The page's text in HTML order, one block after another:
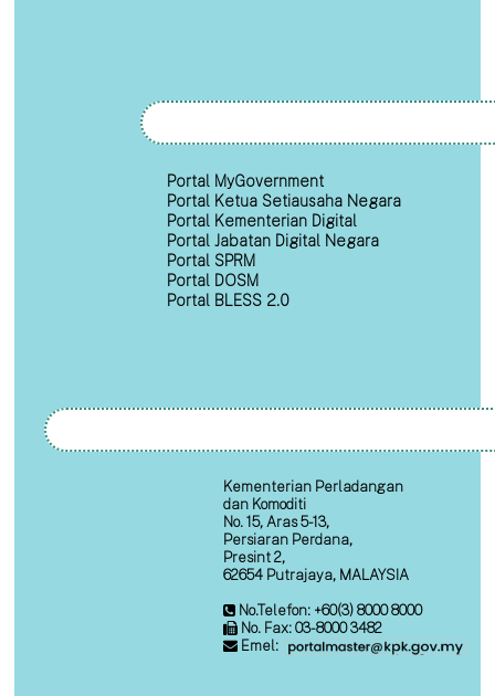
Portal MyGovernment
Portal Ketua Setiausaha Negara
Portal Kementerian Digital
Portal Jabatan Digital Negara
Portal SPRM
Portal DOSM
Portal BLESS 2.0
Kementerian Perladangan
dan Komoditi
No. 15, Aras 5-13,
Persiaran Perdana,
Presint 2,
62654 Putrajaya, MALAYSIA
No.Telefon: +60(3) 8000 8000
No. Fax: 03-8000 3482
Emel: